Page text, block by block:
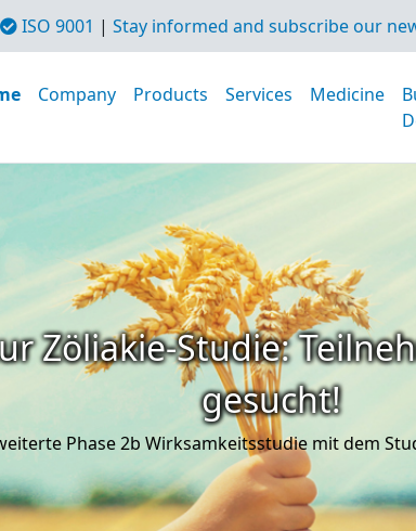
ISO 9001 | Stay informed and subscribe our
Company Products Services Medicine
Zöliakie-Studie:
gesucht!
Phase 2b Wirksamkeitsstudie mit dem